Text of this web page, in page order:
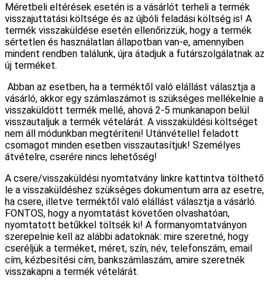
Méretbeli eltérések esetén is a vásárlót terheli a termék
visszajuttatási költsége és az újbóli feladási költség is! A
termék visszaküldése esetén ellenőrizzük, hogy a termék
sértetlen és használatlan állapotban van-e, amennyiben
mindent rendben találunk, újra átadjuk a futárszolgálatnak az
új terméket.
Abban az esetben, ha a terméktől való elállást választja a
vásárló, akkor egy számlaszámot is szükséges mellékelnie a
visszaküldött termék mellé, ahová 2-5 munkanapon belül
visszautaljuk a termék vételárát. A visszaküldési költséget
nem áll módunkban megtéríteni! Utánvétellel feladott
csomagot minden esetben visszautasítjuk! Személyes
átvételre, cserére nincs lehetőség!
A csere/visszaküldési nyomtatvány linkre kattintva tölthető
le a visszaküldéshez szükséges dokumentum arra az esetre,
ha csere, illetve terméktől való elállást választja a vásárló.
FONTOS, hogy a nyomtatást követően olvashatóan,
nyomtatott betűkkel töltsék ki! A formanyomtatványon
szerepelnie kell az alábbi adatoknak: mire szeretné, hogy
cseréljük a terméket, méret, szín, név, telefonszám, email
cím, kézbesítési cím, bankszámlaszám, amire szeretnék
visszakapni a termék vételárát.